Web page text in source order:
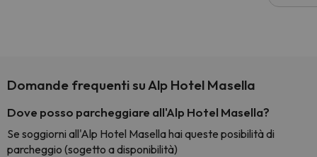
Domande frequenti su Alp Hotel Masella
Dove posso parcheggiare all'Alp Hotel Masella?
Se soggiorni all'Alp Hotel Masella hai queste posibilità di
parcheggio (sogetto a disponibilità)